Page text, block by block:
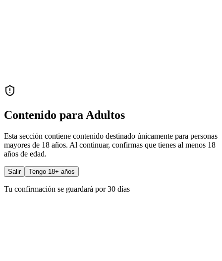
Contenido para Adultos
Esta sección contiene contenido destinado únicamente para personas
mayores de 18 años. Al continuar, confirmas que tienes al menos 18
años de edad.
Salir Tengo 18+ años
Tu confirmación se guardará por 30 días